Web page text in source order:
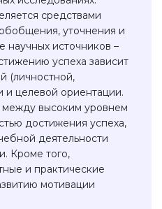
средствами
уточнения и
научных источников –
успеха зависит
(личностной,
и целевой ориентации.
между высоким уровнем
достижения успеха,
деятельности
Кроме того,
и практические
мотивации